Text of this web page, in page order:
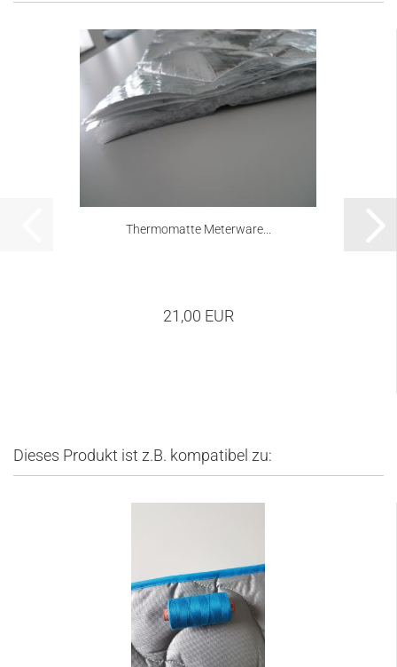
Thermomatte Meterware...
21,00 EUR
Dieses Produkt ist z.B. kompatibel zu: